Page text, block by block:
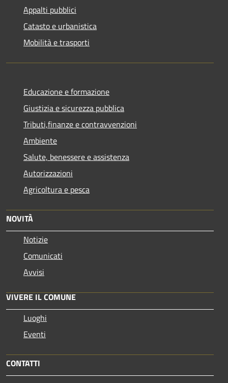
Appalti pubblici
Catasto e urbanistica
Mobilità e trasporti
Educazione e formazione
Giustizia e sicurezza pubblica
Tributi,finanze e contravvenzioni
Ambiente
Salute, benessere e assistenza
Autorizzazioni
Agricoltura e pesca
NOVITÀ
Notizie
Comunicati
Avvisi
VIVERE IL COMUNE
Luoghi
Eventi
CONTATTI